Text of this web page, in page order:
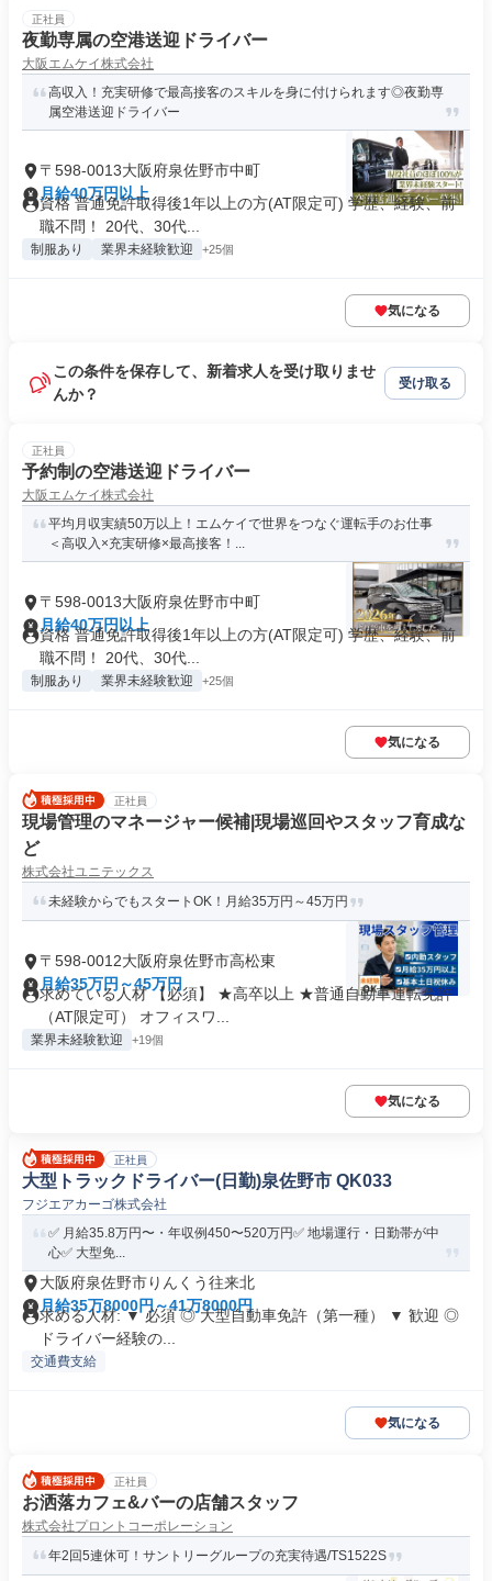
正社員
夜勤専属の空港送迎ドライバー
大阪エムケイ株式会社
高収入！充実研修で最高接客のスキルを身に付けられます◎夜勤専
属空港送迎ドライバー
〒598-0013大阪府泉佐野市中町
月給40万円以上
資格 普通免許取得後1年以上の方(AT限定可) 学歴、経験、前
職不問！ 20代、30代...
制服あり 業界未経験歓迎 +25個
気になる
この条件を保存して、新着求人を受け取りませ
んか？
受け取る
正社員
予約制の空港送迎ドライバー
大阪エムケイ株式会社
平均月収実績50万以上！エムケイで世界をつなぐ運転手のお仕事
＜高収入×充実研修×最高接客！...
〒598-0013大阪府泉佐野市中町
月給40万円以上
資格 普通免許取得後1年以上の方(AT限定可) 学歴、経験、前
職不問！ 20代、30代...
制服あり 業界未経験歓迎 +25個
気になる
正社員
現場管理のマネージャー候補|現場巡回やスタッフ育成な
ど
株式会社ユニテックス
未経験からでもスタートOK！月給35万円～45万円
〒598-0012大阪府泉佐野市高松東
月給35万円～45万円
求めている人材 【必須】 ★高卒以上 ★普通自動車運転免許
（AT限定可） オフィスワ...
業界未経験歓迎 +19個
気になる
正社員
大型トラックドライバー(日勤)泉佐野市 QK033
フジエアカーゴ株式会社
✅️ 月給35.8万円〜・年収例450〜520万円✅️ 地場運行・日勤帯が中
心✅️ 大型免...
大阪府泉佐野市りんくう往来北
月給35万8000円～41万8000円
求める人材: ▼ 必須 ◎ 大型自動車免許（第一種） ▼ 歓迎 ◎
ドライバー経験の...
交通費支給
気になる
正社員
お洒落カフェ&バーの店舗スタッフ
株式会社プロントコーポレーション
年2回5連休可！サントリーグループの充実待遇/TS1522S